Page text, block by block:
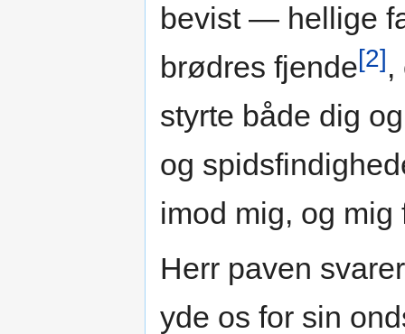
bevist — hellige
brødres fjende[2],
styrte både dig
og
imod mig, og
Herr paven
yde os for sin